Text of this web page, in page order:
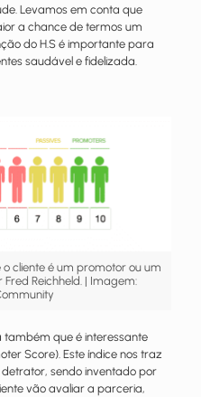
Levamos em conta que
a chance de termos um
do H.S é importante para
saudável e fidelizada.
cliente é um promotor ou um
Reichheld. | Imagem:
também que é interessante
Score). Este índice nos traz
sendo inventado por
vão avaliar a parceria,